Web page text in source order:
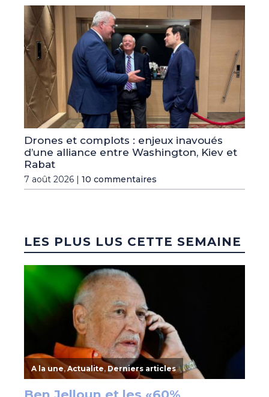
Drones et complots : enjeux inavoués
d’une alliance entre Washington, Kiev et
Rabat
7 août 2026 | 10 commentaires
LES PLUS LUS CETTE SEMAINE